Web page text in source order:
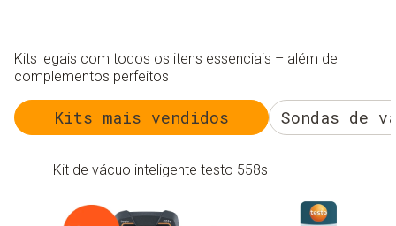
Kits legais com todos os itens essenciais – além de
complementos perfeitos
Kits mais vendidos Sondas de
Kit de vácuo inteligente testo 558s